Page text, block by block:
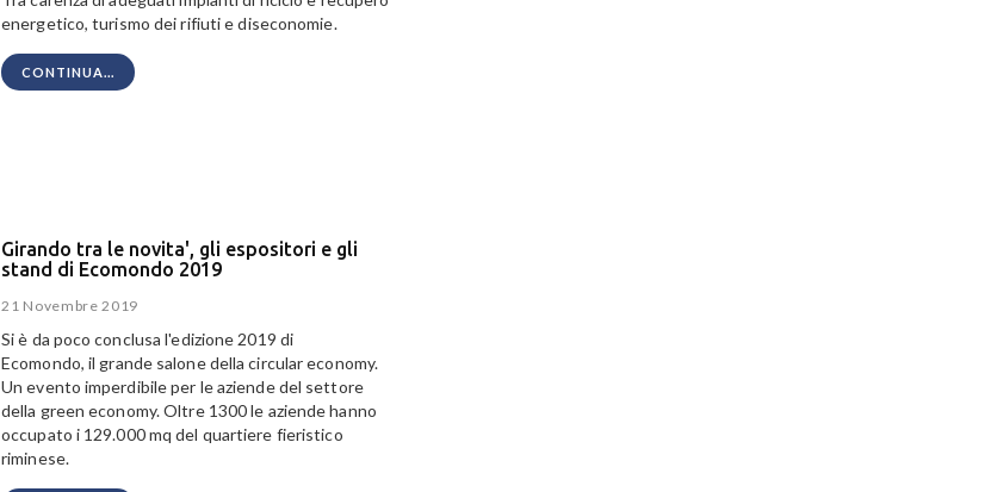
energetico, turismo dei rifiuti e diseconomie.
CONTINUA...
Girando tra le novita', gli espositori e gli
stand di Ecomondo 2019
21 Novembre 2019
Si è da poco conclusa l'edizione 2019 di
Ecomondo, il grande salone della circular economy.
Un evento imperdibile per le aziende del settore
della green economy. Oltre 1300 le aziende hanno
occupato i 129.000 mq del quartiere fieristico
riminese.